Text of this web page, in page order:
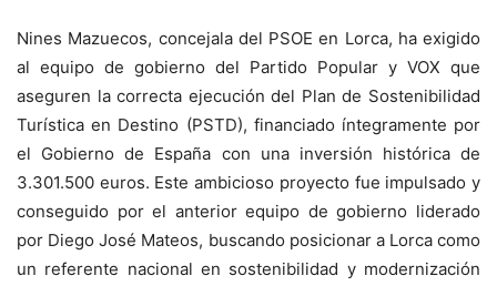
Nines Mazuecos, concejala del PSOE en Lorca, ha exigido
al equipo de gobierno del Partido Popular y VOX que
aseguren la correcta ejecución del Plan de Sostenibilidad
Turística en Destino (PSTD), financiado íntegramente por
el Gobierno de España con una inversión histórica de
3.301.500 euros. Este ambicioso proyecto fue impulsado y
conseguido por el anterior equipo de gobierno liderado
por Diego José Mateos, buscando posicionar a Lorca como
un referente nacional en sostenibilidad y modernización